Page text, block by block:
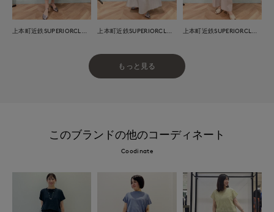
もっと見る
このブランドの他のコーディネート
Coodinate